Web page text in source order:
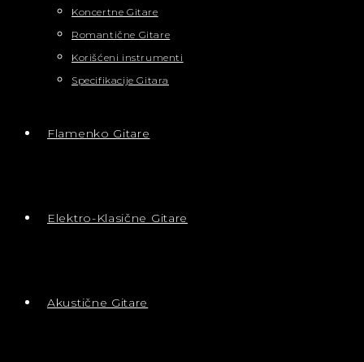
Koncertne Gitare
Romantične Gitare
Korišćeni instrumenti
Specifikacije Gitara
Flamenko Gitare
Elektro-Klasične Gitare
Akustične Gitare